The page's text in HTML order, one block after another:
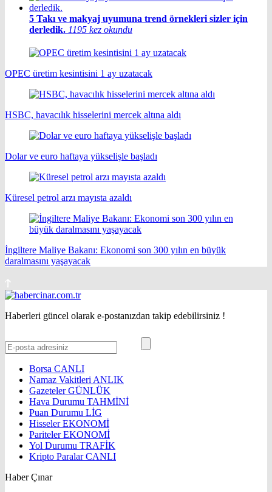
5 Takı ve makyaj uyumuna trend örnekleri sizler için
derledik. 1195 kez okundu
OPEC üretim kesintisini 1 ay uzatacak
HSBC, havacılık hisselerini mercek altına aldı
Dolar ve euro haftaya yükselişle başladı
Küresel petrol arzı mayısta azaldı
İngiltere Maliye Bakanı: Ekonomi son 300 yılın en büyük
daralmasını yaşayacak
Haberleri güncel olarak e-postanızdan takip edebilirsiniz !
Borsa CANLI
Namaz Vakitleri ANLIK
GazetelerGÜNLÜK
Hava Durumu TAHMİNİ
Puan Durumu LİG
HisselerEKONOMİ
ParitelerEKONOMİ
Yol Durumu TRAFİK
Kripto ParalarCANLI
Haber Çınar